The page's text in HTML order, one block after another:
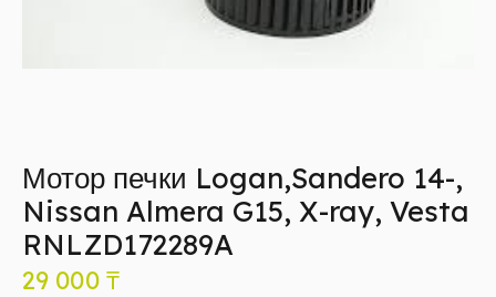
Мотор печки Logan,Sandero 14-,
Nissan Almera G15, X-ray, Vesta
RNLZD172289A
29 000 ₸